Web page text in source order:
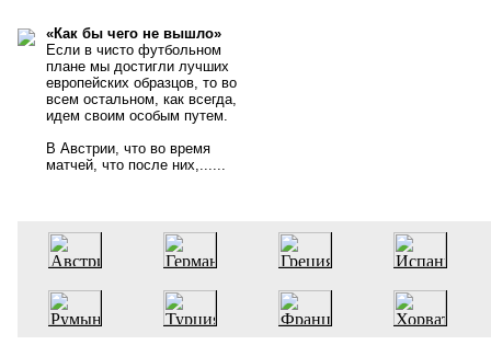
«Как бы чего не вышло»
Если в чисто футбольном
плане мы достигли лучших
европейских образцов, то во
всем остальном, как всегда,
идем своим особым путем.
В Австрии, что во время
матчей, что после них,......